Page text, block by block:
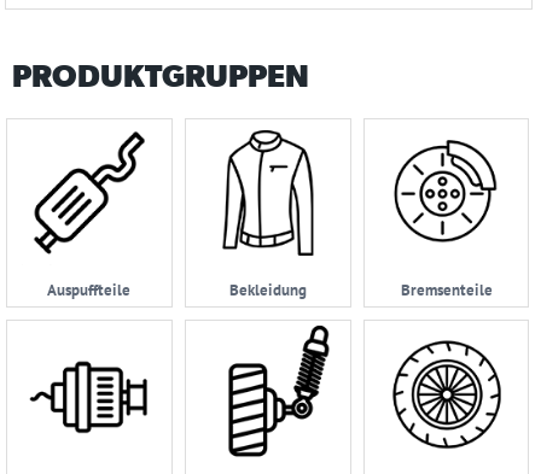
Ersatzteilsuche
Universelles
Zubehör
&
Kontaktformular
Garage
Carport
PRODUKTGRUPPEN
Auspuffteile Bekleidung Bremsenteile